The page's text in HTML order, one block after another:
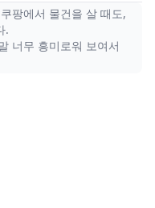
팡에서 물건을 살 때도,
.
너무 흥미로워 보여서